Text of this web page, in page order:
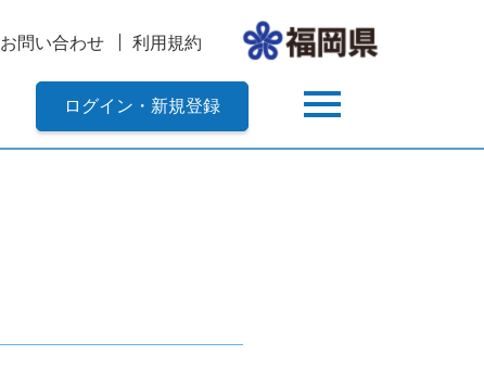
お問い合わせ 利用規約
ログイン・新規登録